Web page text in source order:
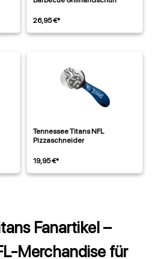
26,95 €*
Tennessee Titans NFL
Pizzaschneider
19,95 €*
Fanartikel –
Merchandise für